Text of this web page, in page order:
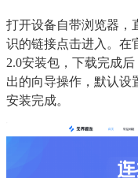
打开设备自带浏览器，
识的链接点击进入。在
2.0安装包，下载完成
出的向导操作，默认设
安装完成。